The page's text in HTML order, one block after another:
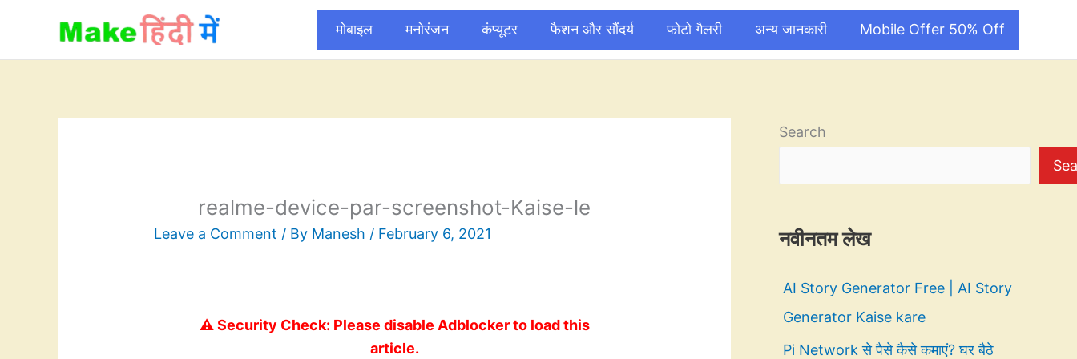
content
मोबाइल मनोरंजन कंप्यूटर फैशन और सौंदर्य फोटो गैलरी अन्य जानकारी Mobile Offer 50% Off
realme-device-par-screenshot-Kaise-le
Leave a Comment / By Manesh / February 6, 2021
⚠️ Security Check: Please disable Adblocker to load this
article.
Search
नवीनतम लेख
AI Story Generator Free | AI Story
Generator Kaise kare
Pi Network से पैसे कैसे कमाएं? घर बैठे